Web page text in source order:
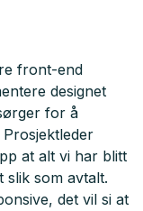
front-end
designet
for å
at alt vi har blitt
slik som avtalt.
det vil si at